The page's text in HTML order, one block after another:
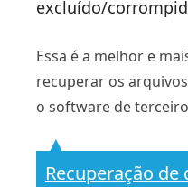
excluído/
Essa é a melhor e
recuperar os
o software de
Recuperação de